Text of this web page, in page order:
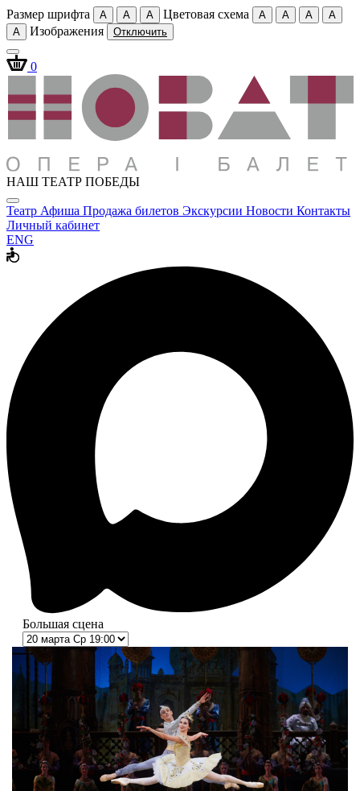
Размер шрифта A A A Цветовая схема A A A
A
A
Изображения Отключить
0
НАШ ТЕАТР ПОБЕДЫ
Театр Афиша Продажа билетов Экскурсии Новости Контакты
Личный кабинет
ENG
Большая сцена